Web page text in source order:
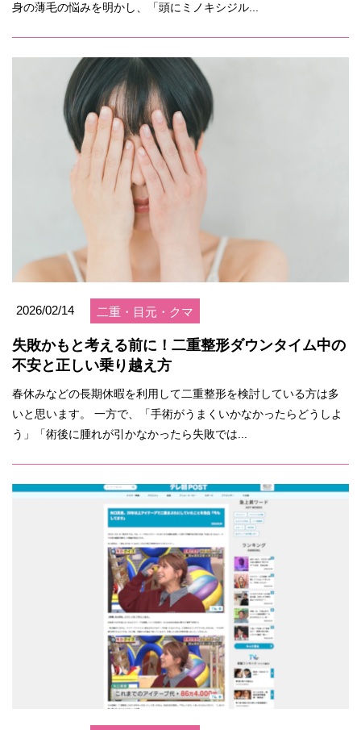
身の薄毛の悩みを明かし、「頭にミノキシジル...
2026/02/14 二重・目元・クマ
失敗かもと考える前に！二重整形ダウンタイム中の
不安と正しい乗り越え方
春休みなどの長期休暇を利用して二重整形を検討している方は多
いと思います。 一方で、「手術がうまくいかなかったらどうしよ
う」「術後に腫れが引かなかったら失敗では...